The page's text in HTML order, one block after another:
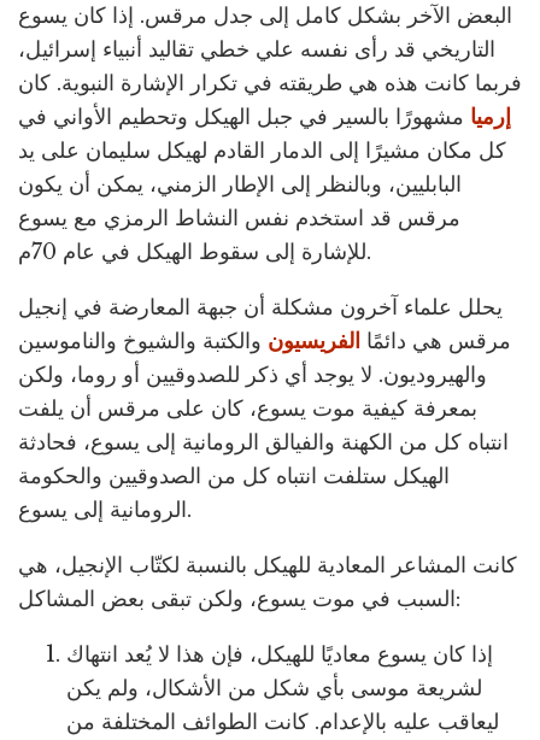
البعض الآخر بشكل كامل إلى جدل مرقس. إذا كان يسوع
التاريخي قد رأى نفسه علي خطي تقاليد أنبياء إسرائيل،
فربما كانت هذه هي طريقته في تكرار الإشارة النبوية. كان
إرميا مشهورًا بالسير في جبل الهيكل وتحطيم الأواني في
كل مكان مشيرًا إلى الدمار القادم لهيكل سليمان على يد
البابليين، وبالنظر إلى الإطار الزمني، يمكن أن يكون
مرقس قد استخدم نفس النشاط الرمزي مع يسوع
للإشارة إلى سقوط الهيكل في عام 70م.
يحلل علماء آخرون مشكلة أن جبهة المعارضة في إنجيل
مرقس هي دائمًا الفريسيون والكتبة والشيوخ والناموسين
والهيروديون. لا يوجد أي ذكر للصدوقيين أو روما، ولكن
بمعرفة كيفية موت يسوع، كان على مرقس أن يلفت
انتباه كل من الكهنة والفيالق الرومانية إلى يسوع، فحادثة
الهيكل ستلفت انتباه كل من الصدوقيين والحكومة
الرومانية إلى يسوع.
كانت المشاعر المعادية للهيكل بالنسبة لكتّاب الإنجيل، هي
السبب في موت يسوع، ولكن تبقى بعض المشاكل:
إذا كان يسوع معاديًا للهيكل، فإن هذا لا يُعد انتهاك
لشريعة موسى بأي شكل من الأشكال، ولم يكن
ليعاقب عليه بالإعدام. كانت الطوائف المختلفة من